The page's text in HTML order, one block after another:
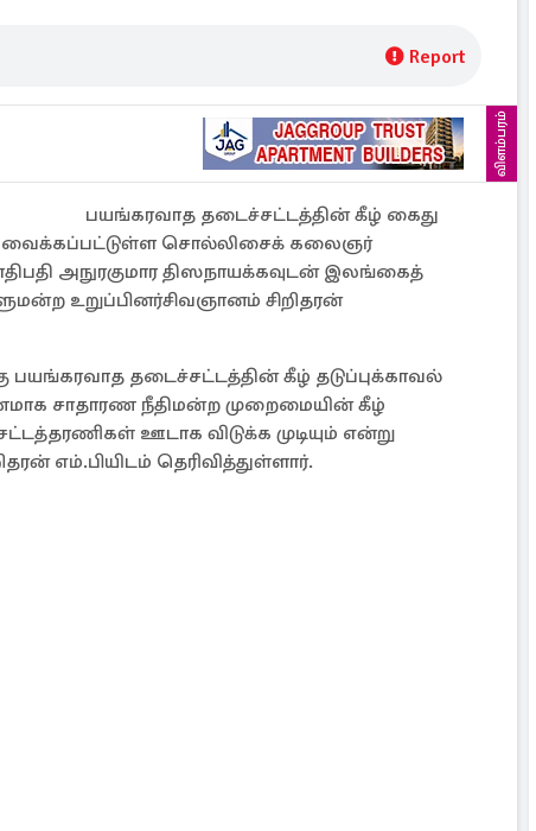
Report
விளம்பரம்
பயங்கரவாத தடைச்சட்டத்தின் கீழ் கைது
வைக்கப்பட்டுள்ள சொல்லிசைக் கலைஞர்
அநுரகுமார திஸநாயக்கவுடன் இலங்கைத்
உறுப்பினர்சிவஞானம் சிறிதரன்
தடைச்சட்டத்தின் கீழ் தடுப்புக்காவல்
சாதாரண நீதிமன்ற முறைமையின் கீழ்
ஊடாக விடுக்க முடியும் என்று
எம்.பியிடம் தெரிவித்துள்ளார்.